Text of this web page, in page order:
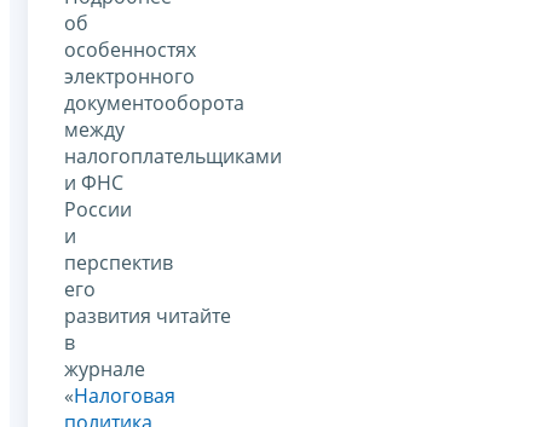
об
особенностях
электронного
документооборота
между
налогоплательщиками
и ФНС
России
и
перспектив
его
развития читайте
в
журнале
«Налоговая
политика